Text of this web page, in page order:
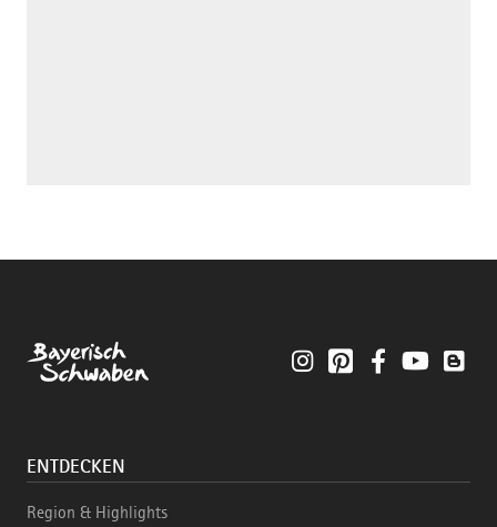
InstagramPinterestFacebookYouTube
ENTDECKEN
Region & Highlights